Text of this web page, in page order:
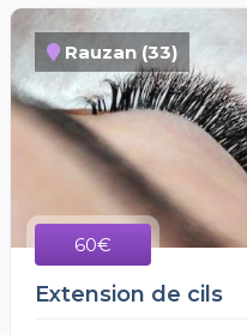
Rauzan (33)
60€
Extension de cils